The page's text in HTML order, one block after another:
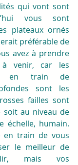
qui vont sont
vous sont
plateaux ornés
préférable de
avez à prendre
venir, car les
en train de
sont les
failles sont
soit au niveau de
échelle, humain.
en train de vous
le meilleur de
mais vos